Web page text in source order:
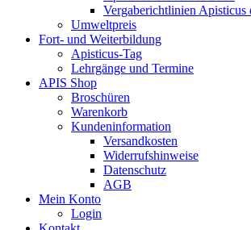
Vergaberichtlinien Apisticus
Umweltpreis
Fort- und Weiterbildung
Apisticus-Tag
Lehrgänge und Termine
APIS Shop
Broschüren
Warenkorb
Kundeninformation
Versandkosten
Widerrufshinweise
Datenschutz
AGB
Mein Konto
Login